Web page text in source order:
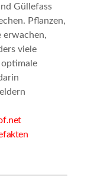
Güllefass
Pflanzen,
erwachen,
viele